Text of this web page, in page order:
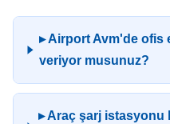
▸ Airport Avm'de ofis
veriyor musunuz?
▸ Araç şarj istasyonu